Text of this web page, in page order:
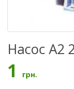
Насос А2
1 грн.